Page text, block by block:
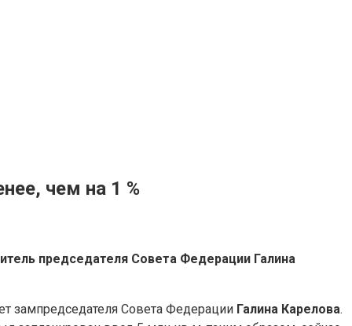
чем на 1 %
председателя Совета Федерации Галина
зампредседателя Совета Федерации Галина Карелова.